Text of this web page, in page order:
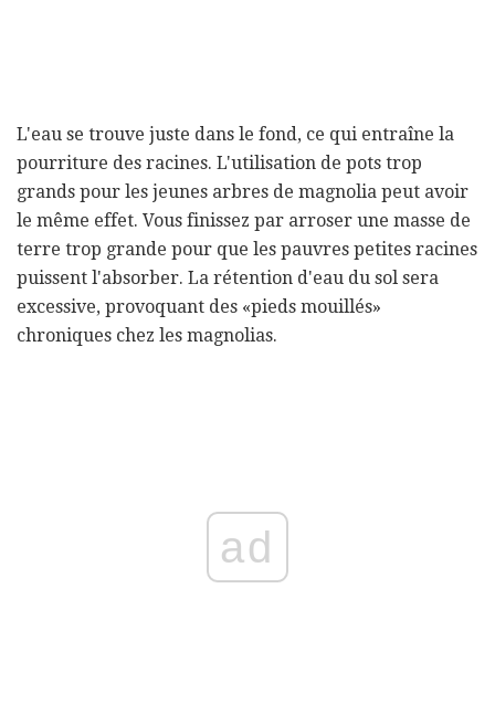
L'eau se trouve juste dans le fond, ce qui entraîne la
pourriture des racines. L'utilisation de pots trop
grands pour les jeunes arbres de magnolia peut avoir
le même effet. Vous finissez par arroser une masse de
terre trop grande pour que les pauvres petites racines
puissent l'absorber. La rétention d'eau du sol sera
excessive, provoquant des «pieds mouillés»
chroniques chez les magnolias.
ad